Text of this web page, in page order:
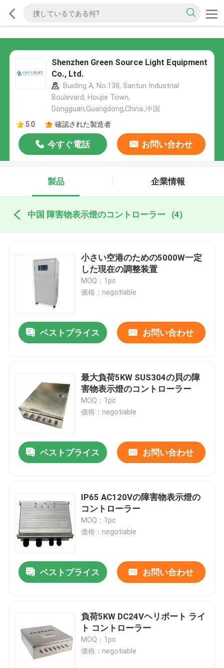
Shenzhen Green Source Light Equipment
Co., Ltd.
Buiding A, No.138, Santun Industrial
Boulevard, Houjie Town,
Dongguan,Guangdong,China.,中国
5.0
確認された製造者
今すぐ電話 お問い合わせ
製品 企業情報
中国 障害物表示燈のコントローラー (4)
小さい空港のための5000W一定
した現在の調整装置
MOQ：1pc
価格：negotiable
ベストプライス お問い合わせ
最大負荷5KW SUS304の貝の障
害物表示燈のコントローラー
MOQ：1pc
価格：negotiable
ベストプライス お問い合わせ
IP65 AC120Vの障害物表示燈の
コントローラー
MOQ：1pc
価格：negotiable
ベストプライス お問い合わせ
負荷5KW DC24Vヘリポート ライ
ト コントローラー
MOQ：1pc
価格：negotiable